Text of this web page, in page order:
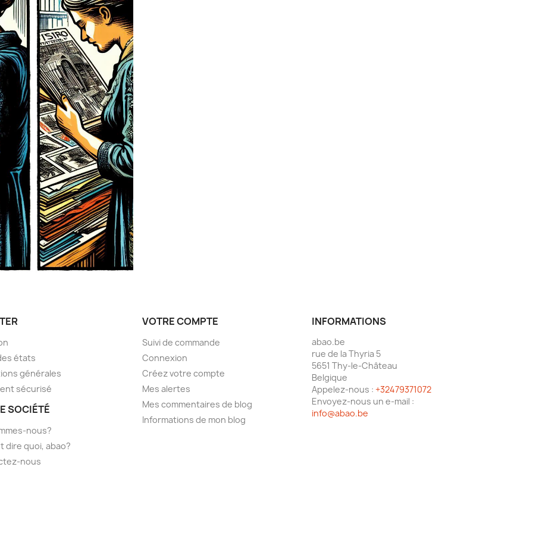
états
générales
sécurisé
SOCIÉTÉ
nous?
dire quoi, abao?
nous
VOTRE COMPTE
Suivi de commande
Connexion
Créez votre compte
Mes alertes
Mes commentaires de blog
Informations de mon blog
INFORMATIONS
abao.be
rue de la Thyria 5
5651 Thy-le-Château
Belgique
Appelez-nous : +32479371072
Envoyez-nous un e-mail :
info@abao.be